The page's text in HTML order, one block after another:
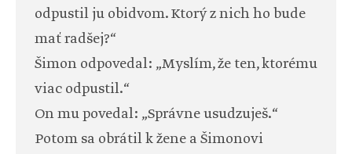
odpustil ju obidvom. Ktorý z nich ho bude
mať radšej?“
Šimon odpovedal: „Myslím, že ten, ktorému
viac odpustil.“
On mu povedal: „Správne usudzuješ.“
Potom sa obrátil k žene a Šimonovi